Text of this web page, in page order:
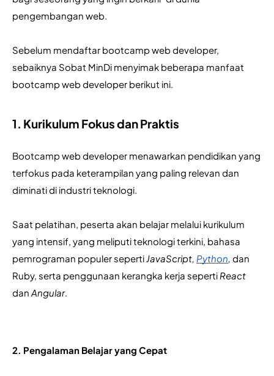
pengembangan web.
Sebelum mendaftar bootcamp web developer,
sebaiknya Sobat MinDi menyimak beberapa manfaat
bootcamp web developer berikut ini.
1. Kurikulum Fokus dan Praktis
Bootcamp web developer menawarkan pendidikan yang
terfokus pada keterampilan yang paling relevan dan
diminati di industri teknologi.
Saat pelatihan, peserta akan belajar melalui kurikulum
yang intensif, yang meliputi teknologi terkini, bahasa
pemrograman populer seperti JavaScript, Python dan
Ruby, serta penggunaan kerangka kerja seperti React
dan Angular.
2. Pengalaman Belajar yang Cepat